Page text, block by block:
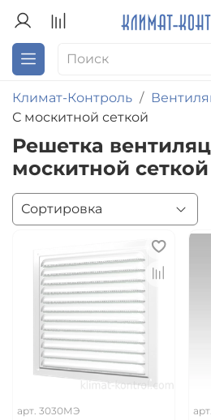
Климат-Контроль
С москитной сеткой
Решетка
москитной сеткой
арт. 3030МЭ арт.